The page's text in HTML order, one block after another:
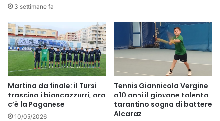
3 settimane fa
Martina da finale: il Tursi
trascina i biancazzurri, ora
c’è la Paganese
10/05/2026
Tennis Giannicola Vergine
a10 anni il giovane talento
tarantino sogna di battere
Alcaraz